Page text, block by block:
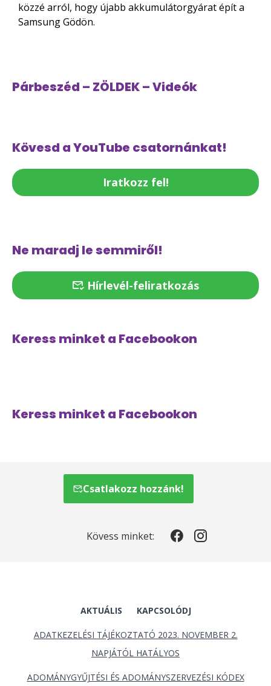
közzé arról, hogy újabb akkumulátorgyárat épít a
Samsung Gödön.
Párbeszéd – ZÖLDEK – Videók
Kövesd a YouTube csatornánkat!
Iratkozz fel!
Ne maradj le semmiről!
Hírlevél-feliratkozás
Keress minket a Facebookon
Keress minket a Facebookon
Csatlakozz hozzánk!
Kövess minket:
AKTUÁLIS KAPCSOLÓDJ
ADATKEZELÉSI TÁJÉKOZTATÓ 2023. NOVEMBER 2.
NAPJÁTÓL HATÁLYOS
ADOMÁNYGYŰJTÉSI ÉS ADOMÁNYSZERVEZÉSI KÓDEX